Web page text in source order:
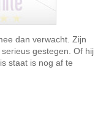
dan verwacht. Zijn
gestegen. Of hij
staat is nog af te